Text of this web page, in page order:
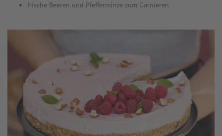
frische Beeren und Pfefferminze zum Garnieren